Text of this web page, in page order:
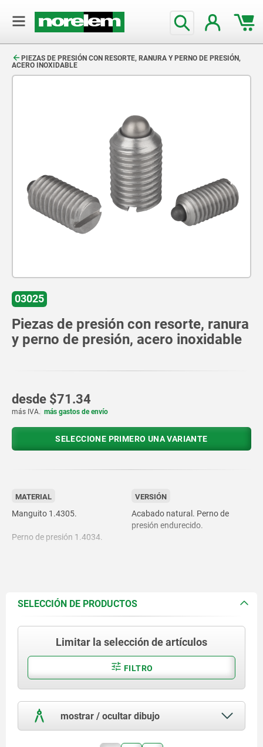
PIEZAS DE PRESIÓN CON RESORTE, RANURA Y PERNO DE PRESIÓN,
ACERO INOXIDABLE
03025
Piezas de presión con resorte, ranura
y perno de presión, acero inoxidable
desde $71.34
más IVA. más gastos de envío
SELECCIONE PRIMERO UNA VARIANTE
MATERIAL
Manguito 1.4305.
Perno de presión 1.4034.
VERSIÓN
Acabado natural. Perno de
presión endurecido.
SELECCIÓN DE PRODUCTOS
Limitar la selección de artículos
FILTRO
mostrar / ocultar dibujo